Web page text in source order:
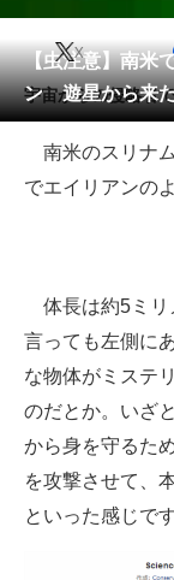
会員記事
メディア
注目記事を集め
進化するPCとデ
好きが集まる
ビジネスと働き
AI活用のいまが分
企業ITのトレンド
経営リーダーの
【虫注意】南米
ン 遊星から来
X
宇宙からの侵略者
南米のスリナ
でエイリアンの
体長は約5ミリ
言っても左側に
な物体がミステ
のだとか。いざ
から身を守るた
を攻撃させて、
といった感じです